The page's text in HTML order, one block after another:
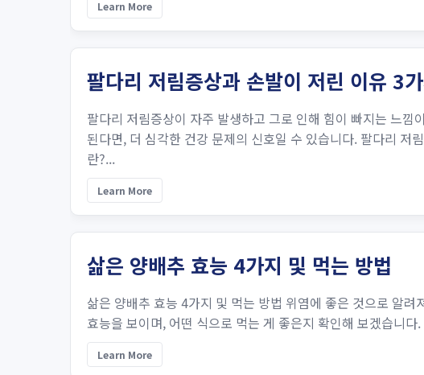
Learn More
팔다리 저림증상과 손발이 저린 이유 3
팔다리 저림증상이 자주 발생하고 그로 인해 힘이 빠지는 느
된다면, 더 심각한 건강 문제의 신호일 수 있습니다. 팔다리 저
란?...
Learn More
삶은 양배추 효능 4가지 및 먹는 방법
삶은 양배추 효능 4가지 및 먹는 방법 위염에 좋은 것으로 알
효능을 보이며, 어떤 식으로 먹는 게 좋은지 확인해 보겠습니
Learn More